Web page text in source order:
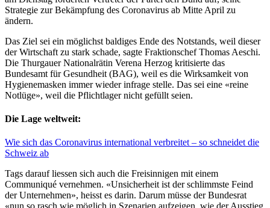
Strategie zur Bekämpfung des Coronavirus ab Mitte April zu
ändern.
Das Ziel sei ein möglichst baldiges Ende des Notstands, weil dieser
der Wirtschaft zu stark schade, sagte Fraktionschef Thomas Aeschi.
Die Thurgauer Nationalrätin Verena Herzog kritisierte das
Bundesamt für Gesundheit (BAG), weil es die Wirksamkeit von
Hygienemasken immer wieder infrage stelle. Das sei eine «reine
Notlüge», weil die Pflichtlager nicht gefüllt seien.
Die Lage weltweit:
Wie sich das Coronavirus international verbreitet – so schneidet die
Schweiz ab
Tags darauf liessen sich auch die Freisinnigen mit einem
Communiqué vernehmen. «Unsicherheit ist der schlimmste Feind
der Unternehmen», heisst es darin. Darum müsse der Bundesrat